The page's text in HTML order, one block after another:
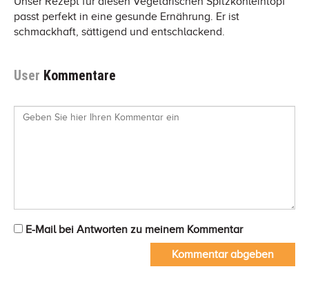
passt perfekt in eine gesunde Ernährung. Er ist
schmackhaft, sättigend und entschlackend.
User Kommentare
E-Mail bei Antworten zu meinem Kommentar
Kommentar abgeben